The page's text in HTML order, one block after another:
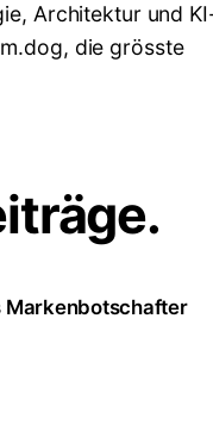
Architektur und
die grösste
Markenbotschafter